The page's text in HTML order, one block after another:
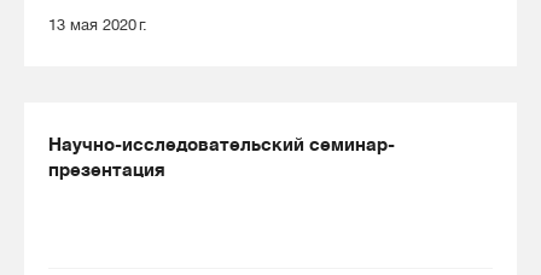
13 мая 2020 г.
Научно-исследовательский семинар-
презентация